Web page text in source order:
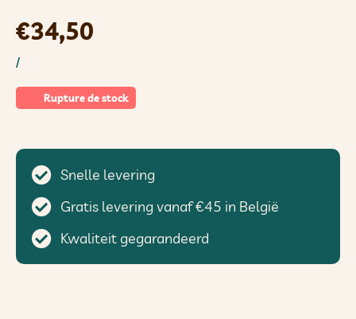
€34,50
/
Rupture de stock
Snelle levering
Gratis levering vanaf €45 in België
Kwaliteit gegarandeerd